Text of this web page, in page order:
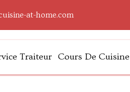
at-home.com
Traiteur Cours De Cuisine